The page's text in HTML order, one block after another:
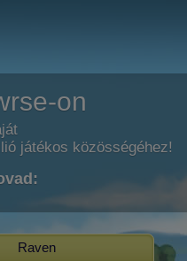
on
játékos közösségéhez!
Raven